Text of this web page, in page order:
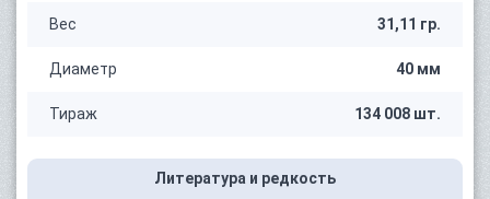
Вес 31,11 гр.
Диаметр 40 мм
Тираж 134 008 шт.
Литература и редкость